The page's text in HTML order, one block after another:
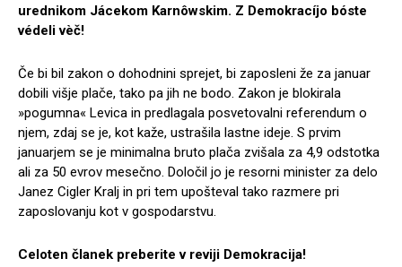
urednikom Jácekom Karnôwskim. Z Demokracíjo bóste
védeli vèč!
Če bi bil zakon o dohodnini sprejet, bi zaposleni že za januar
dobili višje plače, tako pa jih ne bodo. Zakon je blokirala
»pogumna« Levica in predlagala posvetovalni referendum o
njem, zdaj se je, kot kaže, ustrašila lastne ideje. S prvim
januarjem se je minimalna bruto plača zvišala za 4,9 odstotka
ali za 50 evrov mesečno. Določil jo je resorni minister za delo
Janez Cigler Kralj in pri tem upošteval tako razmere pri
zaposlovanju kot v gospodarstvu.
Celoten članek preberite v reviji Demokracija!